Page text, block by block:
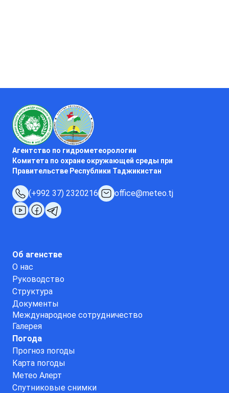
Агентство по гидрометеорологии
Комитета по охране окружающей среды при
Правительстве Республики Таджикистан
(+992 37) 2320216 office@meteo.tj
Об агенстве
О нас
Руководство
Структура
Документы
Международное сотрудничество
Галерея
Погода
Прогноз погоды
Карта погоды
Метео Алерт
Спутниковые снимки